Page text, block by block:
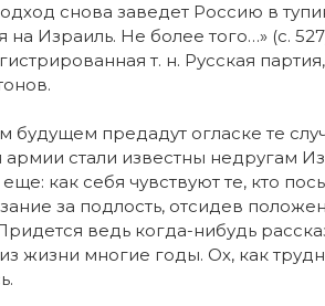
снова заведет Россию в
Израиль. Не более того…» (с.
т. н. Русская
предадут огласке те
стали известны недругам
как себя чувствуют те, кто
за подлость, отсидев
ведь когда-нибудь
жизни многие годы. Ох, как